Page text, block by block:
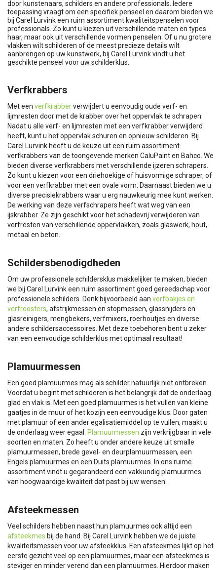
door kunstenaars, schilders en andere professionals. Iedere
toepassing vraagt om een specifiek penseel en daarom bieden we
bij Carel Lurvink een ruim assortiment kwaliteitspenselen voor
professionals. Zo kunt u kiezen uit verschillende maten en types
haar, maar ook uit verschillende vormen penselen. Of u nu grotere
vlakken wilt schilderen of de meest precieze details wilt
aanbrengen op uw kunstwerk, bij Carel Lurvink vindt u het
geschikte penseel voor uw schilderklus.
Verfkrabbers
Met een verfkrabberverwijdert u eenvoudig oude verf- en
lijmresten door met de krabber over het oppervlak te schrapen.
Nadat u alle verf- en lijmresten met een verfkrabber verwijderd
heeft, kunt u het oppervlak schuren en opnieuw schilderen. Bij
Carel Lurvink heeft u de keuze uit een ruim assortiment
verfkrabbers van de toongevende merken CaluPaint en Bahco. We
bieden diverse verfkrabbers met verschillende ijzeren schrapers.
Zo kunt u kiezen voor een driehoekige of huisvormige schraper, of
voor een verfkrabber met een ovale vorm. Daarnaast bieden we u
diverse precisiekrabbers waar u erg nauwkeurig mee kunt werken.
De werking van deze verfschrapers heeft wat weg van een
ijskrabber. Ze zijn geschikt voor het schadevrij verwijderen van
verfresten van verschillende oppervlakken, zoals glaswerk, hout,
metaal en beton.
Schildersbenodigdheden
Om uw professionele schildersklus makkelijker te maken, bieden
we bij Carel Lurvink een ruim assortiment goed gereedschap voor
professionele schilders. Denk bijvoorbeeld aan verfbakjes en
verfroosters, afstrijkmessen en stopmessen, glassnijders en
glasreinigers, mengbekers, verfmixers, roerhoutjes en diverse
andere schildersaccessoires. Met deze toebehoren bent u zeker
van een eenvoudige schilderklus met optimaal resultaat!
Plamuurmessen
Een goed plamuurmes mag als schilder natuurlijk niet ontbreken.
Voordat u begint met schilderen is het belangrijk dat de onderlaag
glad en vlak is. Met een goed plamuurmes is het vullen van kleine
gaatjes in de muur of het kozijn een eenvoudige klus. Door gaten
met plamuur of een ander egalisatiemiddel op te vullen, maakt u
de onderlaag weer egaal. Plamuurmessen zijn verkrijgbaar in vele
soorten en maten. Zo heeft u onder andere keuze uit smalle
plamuurmessen, brede gevel- en deurplamuurmessen, een
Engels plamuurmes en een Duits plamuurmes. In ons ruime
assortiment vindt u gegarandeerd een vakkundig plamuurmes
van hoogwaardige kwaliteit dat past bij uw wensen.
Afsteekmessen
Veel schilders hebben naast hun plamuurmes ook altijd een
afsteekmes bij de hand. Bij Carel Lurvink hebben we de juiste
kwaliteitsmessen voor uw afsteekklus. Een afsteekmes lijkt op het
eerste gezicht veel op een plamuurmes, maar een afsteekmes is
steviger en minder verend dan een plamuurmes. Hierdoor maken